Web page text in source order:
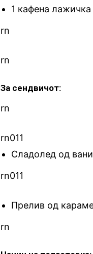
1 кафена лажичка
rn
rn
За сендвичот:
rn
rn011
Сладолед од
rn011
Прелив од
rn